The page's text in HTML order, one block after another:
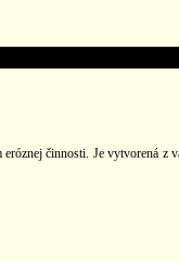
činnosti. Je vytvorená z